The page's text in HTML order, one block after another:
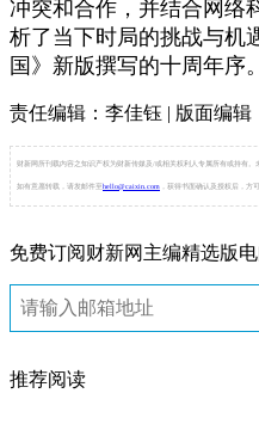
冲突和合作，并结合网络
析了当下时局的挑战与机
国》新版撰写的十周年序
责任编辑：李佳钰 | 版面编辑
财新网所刊载内容之知识产权为财新传媒及/或相关权利人专属所有或持有。
如有意愿转载，请发邮件至 hello@caixin.com ，获得书面确认及授权后，方可
免费订阅财新网主编精选版
推荐阅读